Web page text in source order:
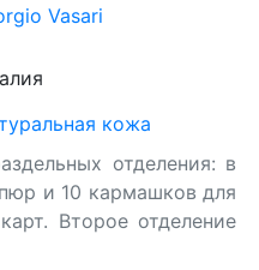
Vasari
кожа
отделения: в
и 10 кармашков для
Второе отделение